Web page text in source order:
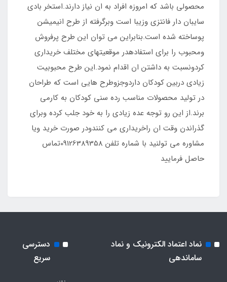
محصولی باشد که امروزه افراد به ان نیاز دارند.استخر بادی
سایبان دار فانتزی وزیبا است وبرگرفته از طرح انیمیشن
پوساخته شده است.بنابراین می توان این طرح پرفروش
ومحبوب را برای استفادهدر موقعیتهای مختلف خریداری
کردونسبت به داشتن ان اقدام نمود.این طرح محبوبیت
زیادی دربین کودکان داردوجزوطرح هایی است که طراحان
در تولید محصولات مناسب رده سنی کودکان به کارمی
برند.از این رو توجه عده زیادی را به خود جلب کرده وبرای
گذراندن وقت ان راخریداری می کنندودر صورت خرید ویا
مشاوره می تولنید با شماره تلفن 09126389358تماس
حاصل فرمایید
نماد اعتماد الکترونیک و نماد
ساماندهی
دسترسی
سریع